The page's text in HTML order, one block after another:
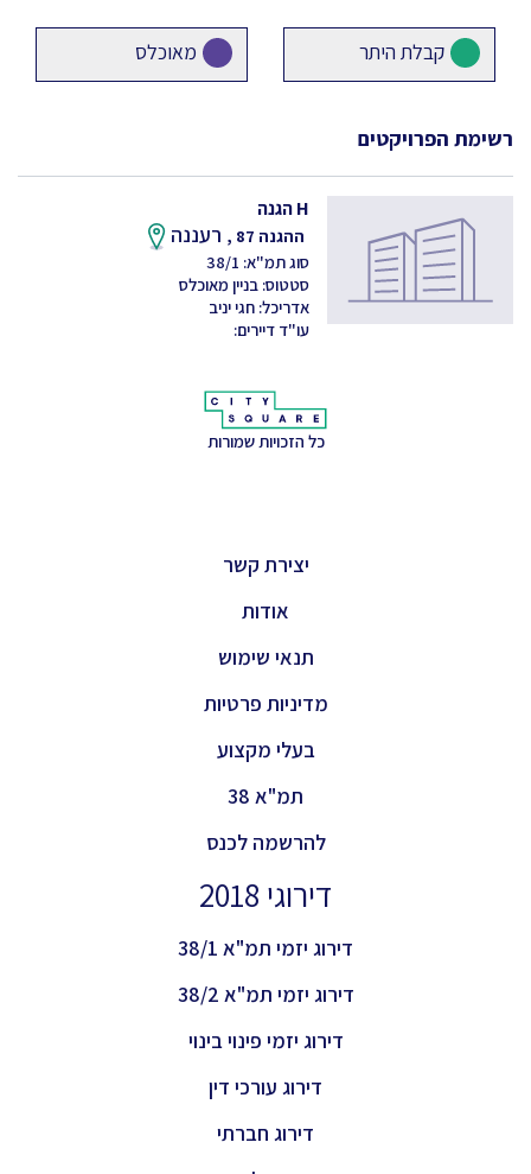
קבלת היתר מאוכלס
רשימת הפרויקטים
H הגנה
ההגנה 87 , רעננה
סוג תמ"א: 38/1
סטטוס: בניין מאוכלס
אדריכל: חגי יניב
עו"ד דיירים:
כל הזכויות שמורות
יצירת קשר
אודות
תנאי שימוש
מדיניות פרטיות
בעלי מקצוע
תמ"א 38
להרשמה לכנס
דירוגי 2018
דירוג יזמי תמ"א 38/1
דירוג יזמי תמ"א 38/2
דירוג יזמי פינוי בינוי
דירוג עורכי דין
דירוג חברתי